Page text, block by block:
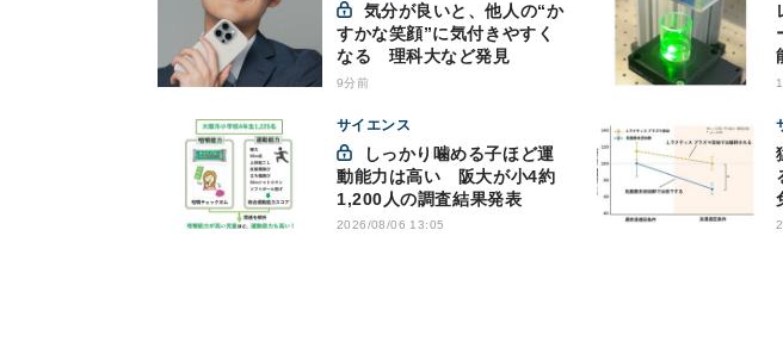
すかな笑顔”に気付きやすく
なる 理科大など発見
9分前
サイエンス
動能力は高い 阪大が小4約
1,200人の調査結果発表
2026/08/06 13:05